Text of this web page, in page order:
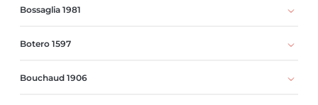
Bossaglia 1981
Botero 1597
Bouchaud 1906